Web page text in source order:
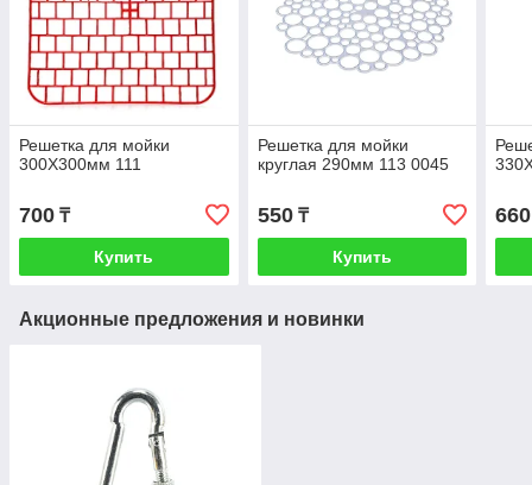
Решетка для мойки
300Х300мм 111
700 ₸
Купить
Решетка для мойки
круглая 290мм 113 0045
550₸
Купить
660
Акционные предложения и новинки